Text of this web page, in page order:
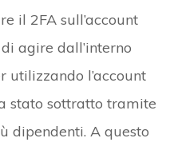
il 2FA sull’account
agire dall’interno
utilizzando l’account
stato sottratto tramite
dipendenti. A questo